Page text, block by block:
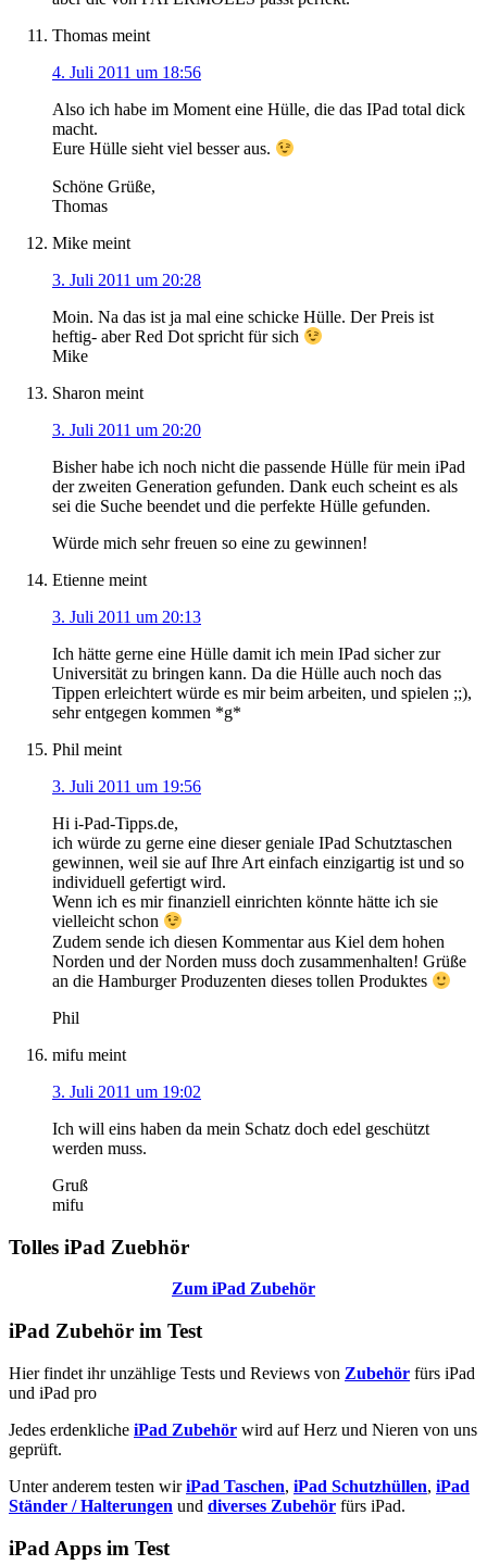
Thomas meint
4. Juli 2011 um 18:56
Also ich habe im Moment eine Hülle, die das IPad total dick
macht.
Eure Hülle sieht viel besser aus.
Schöne Grüße,
Thomas
Mike meint
3. Juli 2011 um 20:28
Moin. Na das ist ja mal eine schicke Hülle. Der Preis ist
heftig- aber Red Dot spricht für sich
Mike
Sharon meint
3. Juli 2011 um 20:20
Bisher habe ich noch nicht die passende Hülle für mein iPad
der zweiten Generation gefunden. Dank euch scheint es als
sei die Suche beendet und die perfekte Hülle gefunden.
Würde mich sehr freuen so eine zu gewinnen!
Etienne meint
3. Juli 2011 um 20:13
Ich hätte gerne eine Hülle damit ich mein IPad sicher zur
Universität zu bringen kann. Da die Hülle auch noch das
Tippen erleichtert würde es mir beim arbeiten, und spielen ;;),
sehr entgegen kommen *g*
Phil meint
3. Juli 2011 um 19:56
Hi i-Pad-Tipps.de,
ich würde zu gerne eine dieser geniale IPad Schutztaschen
gewinnen, weil sie auf Ihre Art einfach einzigartig ist und so
individuell gefertigt wird.
Wenn ich es mir finanziell einrichten könnte hätte ich sie
vielleicht schon
Zudem sende ich diesen Kommentar aus Kiel dem hohen
Norden und der Norden muss doch zusammenhalten! Grüße
an die Hamburger Produzenten dieses tollen Produktes
Phil
mifu meint
3. Juli 2011 um 19:02
Ich will eins haben da mein Schatz doch edel geschützt
werden muss.
Gruß
mifu
Seitenspalte
Tolles iPad Zuebhör
Zum iPad Zubehör
iPad Zubehör im Test
Hier findet ihr unzählige Tests und Reviews von Zubehör fürs iPad
und iPad pro
Jedes erdenkliche iPad Zubehör wird auf Herz und Nieren von uns
geprüft.
Unter anderem testen wiriPad Taschen, iPad Schutzhüllen, iPad
Ständer / Halterungen und diverses Zubehör fürs iPad.
iPad Apps im Test